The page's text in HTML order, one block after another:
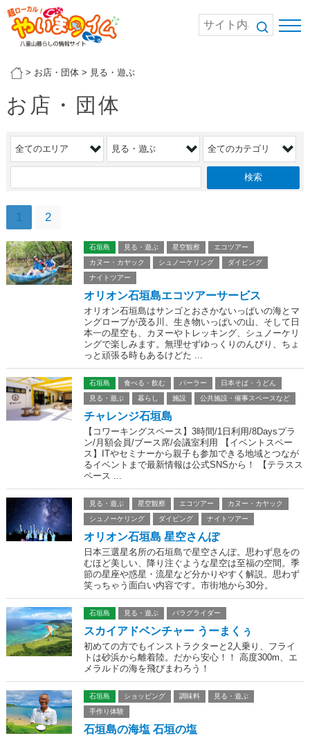
> お店・団体> 見る・遊ぶ
お店・団体
1 2
石垣島 見る・遊ぶ 星空観察
エコツアー
カヌー・カヤック
シュノーケリング
ダイビング
ナイトツアー
オリオン石垣島エコツアーサービス
オリオン石垣島はサンゴとおさかないっぱいの海とマ
ングローブが茂る川、生き物いっぱいの山、そして日
本一の星空も、カヌーやトレッキング、シュノーケリ
ングで楽しみます。無理せずゆっくりのんびり、ちょ
っと頑張る時もあるけどた ...
石垣島 食べる・飲む パーラー
日本そば・うどん
見る・遊ぶ
暮らし 施設 公共施設・催事スペースなど
チャレンジ石垣島
【コワーキングスペース】3時間/1日利用/8Daysプラ
ン/月額会員/ブース席/会議室利用 【イベントスペー
ス】ITやセミナーから親子も参加できる地域とつなが
るイベントまで最新情報は公式SNSから！ 【テラスス
ペース ...
見る・遊ぶ 星空観察 エコツアー
カヌー・カヤック
シュノーケリング
ダイビング ナイトツアー
オリオン石垣島 星空さんぽ
日本三選星名所の石垣島で星空さんぽ。思わず息をの
むほど美しい、降り注ぐような星空は至福の空間。季
節の星座や惑星・流星など分かりやすく解説。思わず
笑っちゃう面白い内容です。市街地から30分。
石垣島 見る・遊ぶ パラグライダー
スカイアドベンチャー うーまくぅ
初めての方でもインストラクターと2人乗り、フライ
トは砂浜から離着陸。だから安心！！ 高度300m、エ
メラルドの海を飛びまわろう！
石垣島 ショッピング 調味料
見る・遊ぶ
手作り体験
石垣島の海塩 石垣の塩